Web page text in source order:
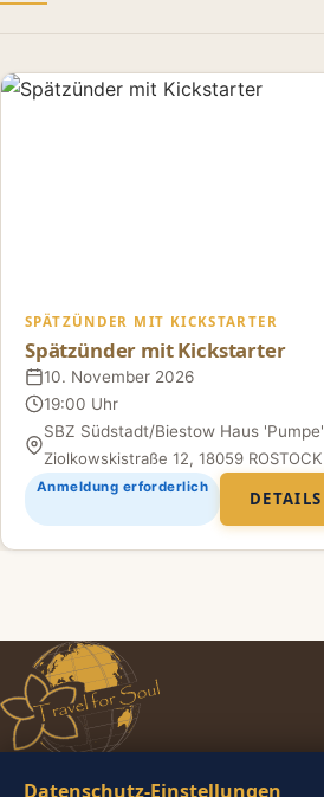
SPÄTZÜNDER MIT KICKSTARTER
Spätzünder mit Kickstarter
Datum
10. November 2026
Uhrzeit
19:00 Uhr
Ort
SBZ Südstadt/Biestow Haus 'Pumpe'
Ziolkowskistraße 12, 18059 ROSTOCK
Anmeldung erforderlich
DETAILS
Datenschutz-Einstellungen